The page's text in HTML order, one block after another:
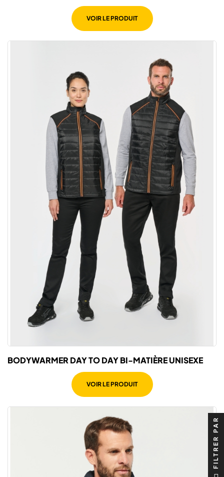
VOIR LE PRODUIT
BODYWARMER DAY TO DAY BI-MATIÈRE UNISEXE
VOIR LE PRODUIT
FILTRER PAR